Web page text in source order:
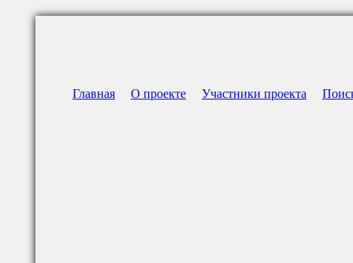
Главная О проекте Участники проекта